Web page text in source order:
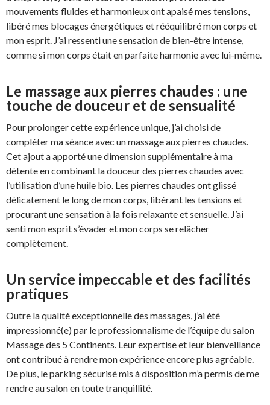
mouvements fluides et harmonieux ont apaisé mes tensions,
libéré mes blocages énergétiques et rééquilibré mon corps et
mon esprit. J’ai ressenti une sensation de bien-être intense,
comme si mon corps était en parfaite harmonie avec lui-même.
Le massage aux pierres chaudes : une
touche de douceur et de sensualité
Pour prolonger cette expérience unique, j’ai choisi de
compléter ma séance avec un massage aux pierres chaudes.
Cet ajout a apporté une dimension supplémentaire à ma
détente en combinant la douceur des pierres chaudes avec
l’utilisation d’une huile bio. Les pierres chaudes ont glissé
délicatement le long de mon corps, libérant les tensions et
procurant une sensation à la fois relaxante et sensuelle. J’ai
senti mon esprit s’évader et mon corps se relâcher
complètement.
Un service impeccable et des facilités
pratiques
Outre la qualité exceptionnelle des massages, j’ai été
impressionné(e) par le professionnalisme de l’équipe du salon
Massage des 5 Continents. Leur expertise et leur bienveillance
ont contribué à rendre mon expérience encore plus agréable.
De plus, le parking sécurisé mis à disposition m’a permis de me
rendre au salon en toute tranquillité.